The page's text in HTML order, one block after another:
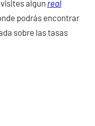
algun real
podrás encontrar
sobre las tasas